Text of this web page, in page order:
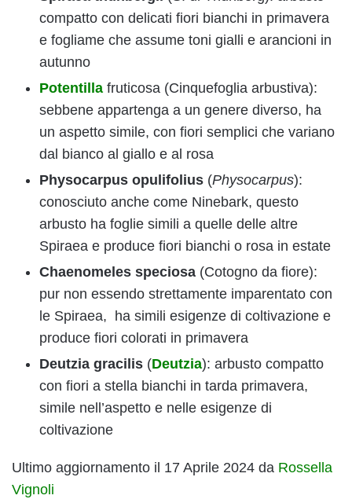
compatto con delicati fiori bianchi in primavera
e fogliame che assume toni gialli e arancioni in
autunno
Potentilla fruticosa (Cinquefoglia arbustiva):
sebbene appartenga a un genere diverso, ha
un aspetto simile, con fiori semplici che variano
dal bianco al giallo e al rosa
Physocarpus opulifolius (Physocarpus):
conosciuto anche come Ninebark, questo
arbusto ha foglie simili a quelle delle altre
Spiraea e produce fiori bianchi o rosa in estate
Chaenomeles speciosa (Cotogno da fiore):
pur non essendo strettamente imparentato con
le Spiraea, ha simili esigenze di coltivazione e
produce fiori colorati in primavera
Deutzia gracilis (Deutzia): arbusto compatto
con fiori a stella bianchi in tarda primavera,
simile nell’aspetto e nelle esigenze di
coltivazione
Ultimo aggiornamento il 17 Aprile 2024 da Rossella
Vignoli